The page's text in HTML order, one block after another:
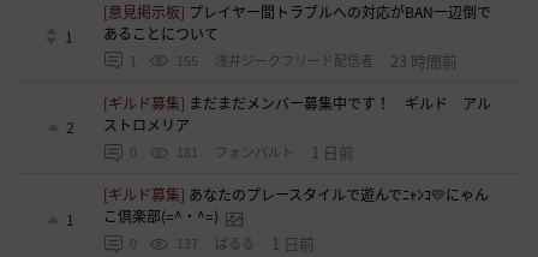
1
[意見掲示板] プレイヤー間トラブルへの対応がBAN一辺倒で
あることについて
1 155 浅井ジークフリード配信者 23 時間前
2
[ギルド募集] まだまだメンバー募集中です！ ギルド アル
ストロメリア
0 181 フォンバルト 1 日前
1
[ギルド募集] あなたのプレースタイルで遊んでﾆｬﾝｺ💛にゃん
こ倶楽部(=^・^=)
0 137 ぱるる 1 日前